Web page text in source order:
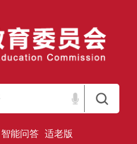
智能问答 适老版